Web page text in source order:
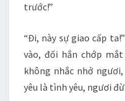
trước!”
“Đi, này sự giao cấp
vào, đối hắn chớp
không nhắc nhở
yêu là tình yêu, ngươi